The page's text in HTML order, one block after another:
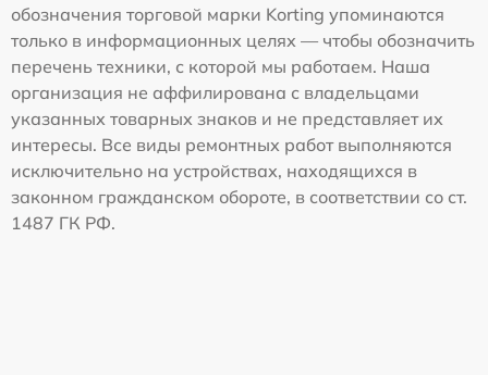
обозначения торговой марки Korting упоминаются
только в информационных целях — чтобы обозначить
перечень техники, с которой мы работаем. Наша
организация не аффилирована с владельцами
указанных товарных знаков и не представляет их
интересы. Все виды ремонтных работ выполняются
исключительно на устройствах, находящихся в
законном гражданском обороте, в соответствии со ст.
1487 ГК РФ.